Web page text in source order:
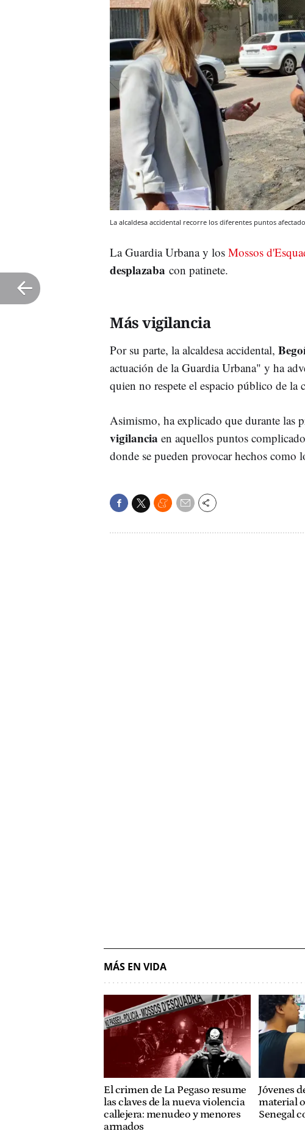
La alcaldesa accidental recorre los diferentes puntos
La Guardia Urbana y los Mossos
desplazaba con patinete.
Más vigilancia
Por su parte, la alcaldesa accidental,
actuación de la Guardia Urbana" y ha
quien no respete el espacio público de la
Asimismo, ha explicado que durante las
vigilancia en aquellos puntos
donde se pueden provocar hechos como
MÁS EN VIDA
El crimen de La Pegaso resume
las claves de la nueva violencia
callejera: menudeo y menores
armados
Jóvenes
material
Senegal